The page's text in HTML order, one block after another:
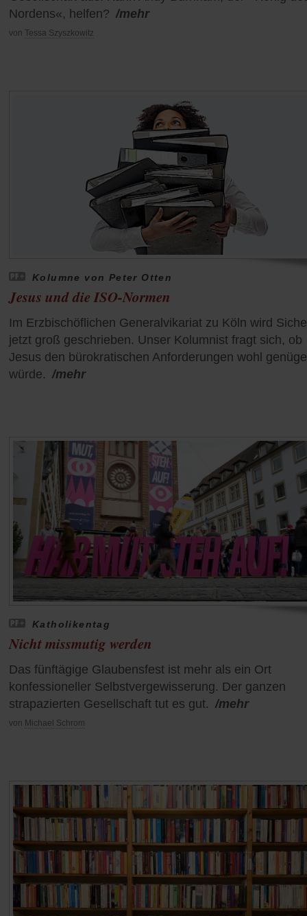
Nordens«, helfen? /mehr
von Tessa Szyszkowitz
Kolumne von Peter Otten
Jesus und die ISO-Normen
Im Erzbischöflichen Generalvikariat zu Köln wird
jetzt groß geschrieben. Unser Kolumnist fragt sich, ob
Jesus den bürokratischen Anforderungen wohl
würde. /mehr
Katholikentag
Nicht missmutig werden
Das fünftägige Glaubensfest ist mehr als ein Ort
konfessioneller Selbstvergewisserung. Der ganzen
strapazierten Gesellschaft tut es gut. /mehr
von Michael Schrom